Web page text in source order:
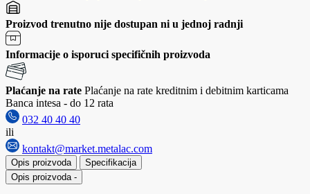
Proizvod trenutno nije dostupan ni u jednoj radnji
Informacije o isporuci specifičnih proizvoda
Plaćanje na rate Plaćanje na rate kreditnim i debitnim karticama
Banca intesa - do 12 rata
032 40 40 40
ili
kontakt@market.metalac.com
Opis proizvoda
Specifikacija
Opis proizvoda -